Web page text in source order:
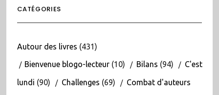
CATÉGORIES
Autour des livres (431)
Bienvenue blogo-lecteur(10) Bilans (94) C'est
lundi (90) Challenges (69) Combat d'auteurs